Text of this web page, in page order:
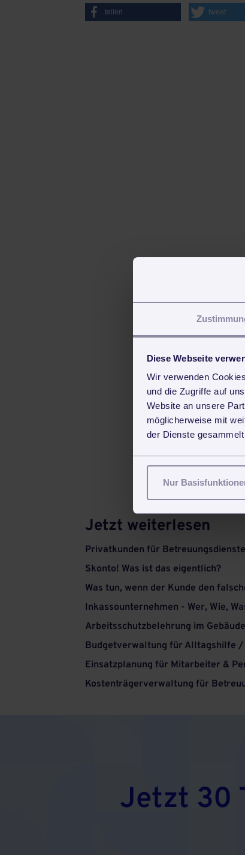
Diese Webseite
Wir verwenden
und die Zugriffe auf
Website an unsere
möglicherweise mit
der Dienste
Nur
teilen tweet
Jetzt weiterlesen
Privatkunden für Betreuungsdienste
Skonto! Was ist das eigentlich?
Was tun, wenn der Kunde den
Inkassounternehmen - Wer, Wie,
Arbeitsschutzbelehrung im
Budgetverwaltung für Alltagshilfe
Einsatzplanung für Mitarbeiter &
Kostenträgerverwaltung für
Jetzt 30